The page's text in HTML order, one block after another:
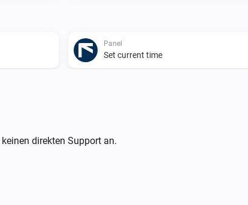
Panel
Set current time
Ein- oder ausschalten
direkten Support an.